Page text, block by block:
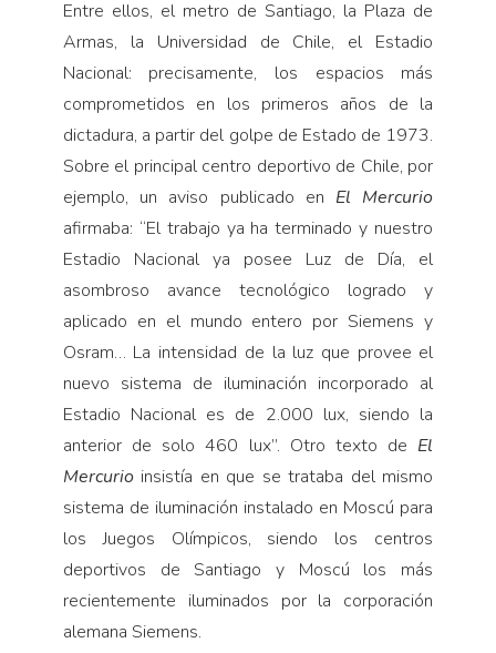
Entre ellos, el metro de Santiago, la Plaza de
Armas, la Universidad de Chile, el Estadio
Nacional: precisamente, los espacios más
comprometidos en los primeros años de la
dictadura, a partir del golpe de Estado de 1973.
Sobre el principal centro deportivo de Chile, por
ejemplo, un aviso publicado en El Mercurio
afirmaba: “El trabajo ya ha terminado y nuestro
Estadio Nacional ya posee Luz de Día, el
asombroso avance tecnológico logrado y
aplicado en el mundo entero por Siemens y
Osram… La intensidad de la luz que provee el
nuevo sistema de iluminación incorporado al
Estadio Nacional es de 2.000 lux, siendo la
anterior de solo 460 lux”. Otro texto de El
Mercurio insistía en que se trataba del mismo
sistema de iluminación instalado en Moscú para
los Juegos Olímpicos, siendo los centros
deportivos de Santiago y Moscú los más
recientemente iluminados por la corporación
alemana Siemens.